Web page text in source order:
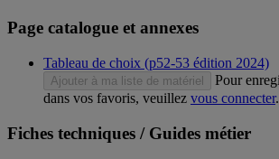
Page catalogue et annexes
Tableau de choix (p52-53 édition 2024)
Ajouter à ma liste de matériel
Pour
dans vos favoris, veuillez vous connecter.
Fiches techniques / Guides métier